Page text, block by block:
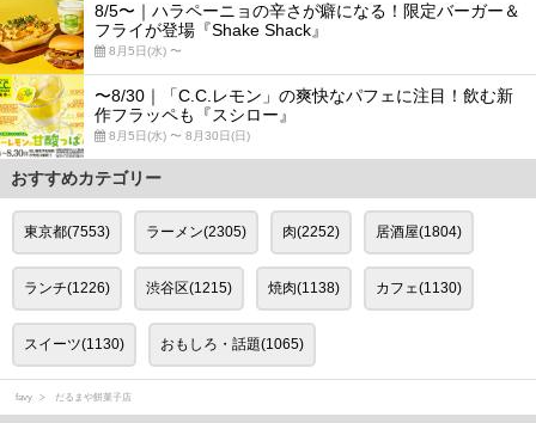
8/5〜｜ハラペーニョの辛さが癖になる！限定バーガー＆
フライが登場『Shake Shack』
8月5日(水) 〜
〜8/30｜「C.C.レモン」の爽快なパフェに注目！飲む新
作フラッペも『スシロー』
8月5日(水) 〜 8月30日(日)
おすすめカテゴリー
東京都(7553) ラーメン(2305) 肉(2252) 居酒屋(1804)
ランチ(1226) 渋谷区(1215) 焼肉(1138) カフェ(1130)
スイーツ(1130) おもしろ・話題(1065)
favy だるまや餅菓子店